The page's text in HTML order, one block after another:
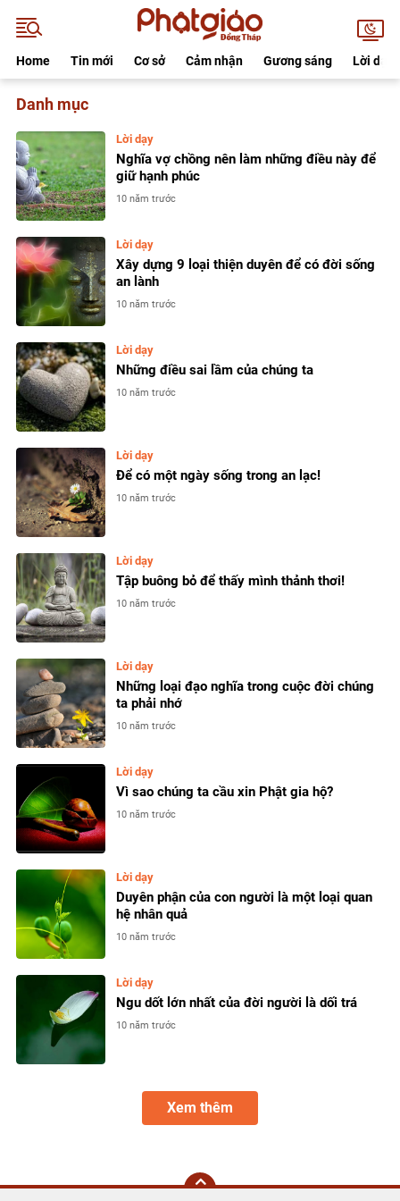
Home Tin mới Cơ sở Cảm nhận Gương sáng Lời dạy
Lời dạy
Nghĩa vợ chồng nên làm những điều này để
giữ hạnh phúc
10 năm trước
Lời dạy
Xây dựng 9 loại thiện duyên để có đời sống
an lành
10 năm trước
Lời dạy
Những điều sai lầm của chúng ta
10 năm trước
Lời dạy
Để có một ngày sống trong an lạc!
10 năm trước
Lời dạy
Tập buông bỏ để thấy mình thảnh thơi!
10 năm trước
Lời dạy
Những loại đạo nghĩa trong cuộc đời chúng
ta phải nhớ
10 năm trước
Lời dạy
Vì sao chúng ta cầu xin Phật gia hộ?
10 năm trước
Lời dạy
Duyên phận của con người là một loại quan
hệ nhân quả
10 năm trước
Lời dạy
Ngu dốt lớn nhất của đời người là dối trá
10 năm trước
Xem thêm